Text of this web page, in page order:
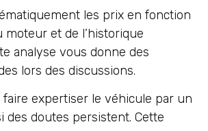
les prix en fonction
moteur et de l’historique
analyse vous donne des
lors des discussions.
faire expertiser le véhicule par un
des doutes persistent. Cette